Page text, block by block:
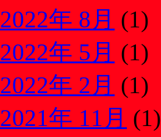
2022年 8月 (1)
2022年 5月 (1)
2022年 2月 (1)
2021年 11月 (1)